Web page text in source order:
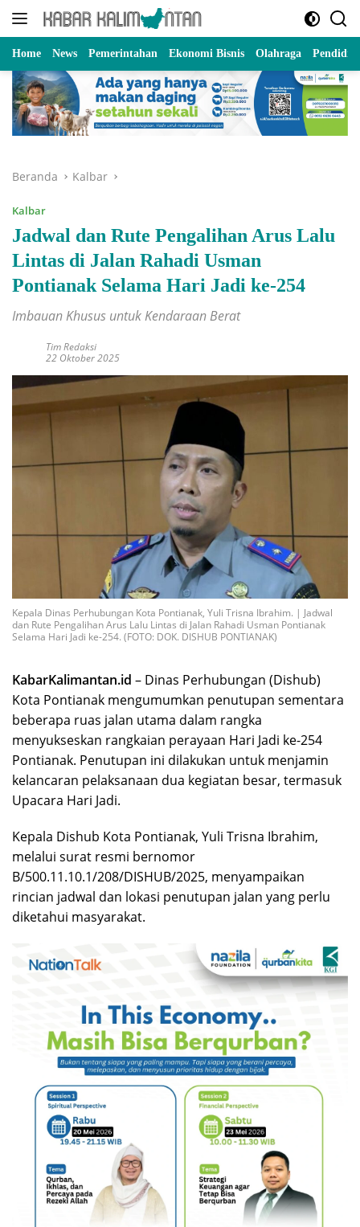
Langsung
Home News Pemerintahan Ekonomi Bisnis Olahraga
Beranda Kalbar
Kalbar
Jadwal dan Rute Pengalihan Arus Lalu
Lintas di Jalan Rahadi Usman
Pontianak Selama Hari Jadi ke-254
Imbauan Khusus untuk Kendaraan Berat
Tim Redaksi
22 Oktober 2025
Kepala Dinas Perhubungan Kota Pontianak, Yuli Trisna Ibrahim. | Jadwal
dan Rute Pengalihan Arus Lalu Lintas di Jalan Rahadi Usman Pontianak
Selama Hari Jadi ke-254. (FOTO: DOK. DISHUB PONTIANAK)
KabarKalimantan.id – Dinas Perhubungan (Dishub)
Kota Pontianak mengumumkan penutupan sementara
beberapa ruas jalan utama dalam rangka
menyukseskan rangkaian perayaan Hari Jadi ke-254
Pontianak. Penutupan ini dilakukan untuk menjamin
kelancaran pelaksanaan dua kegiatan besar, termasuk
Upacara Hari Jadi.
Kepala Dishub Kota Pontianak, Yuli Trisna Ibrahim,
melalui surat resmi bernomor
B/500.11.10.1/208/DISHUB/2025, menyampaikan
rincian jadwal dan lokasi penutupan jalan yang perlu
diketahui masyarakat.